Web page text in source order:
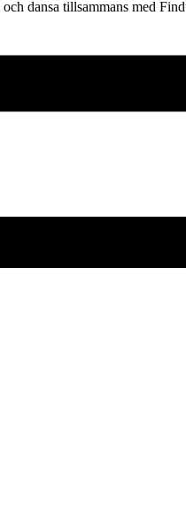
dansa tillsammans med